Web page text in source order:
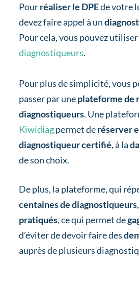
Pourréaliser le DPEde votre
devez faire appel à un
Pour cela, vous pouvez utiliser
diagnostiqueurs.
Pour plus de simplicité, vous
passer par uneplateforme de
diagnostiqueurs. Une
Kiwidiagpermet deréserver
diagnostiqueur certifié, à la
de son choix.
De plus, la plateforme, qui
centaines de diagnostiqueurs
pratiqués, ce qui permet de
d’éviter de devoir faire des
auprès de plusieurs